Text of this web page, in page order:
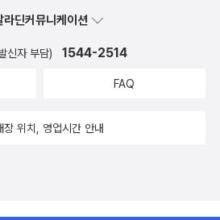
라딘커뮤니케이션
신자 부담) 1544-2514
FAQ
장 위치, 영업시간 안내